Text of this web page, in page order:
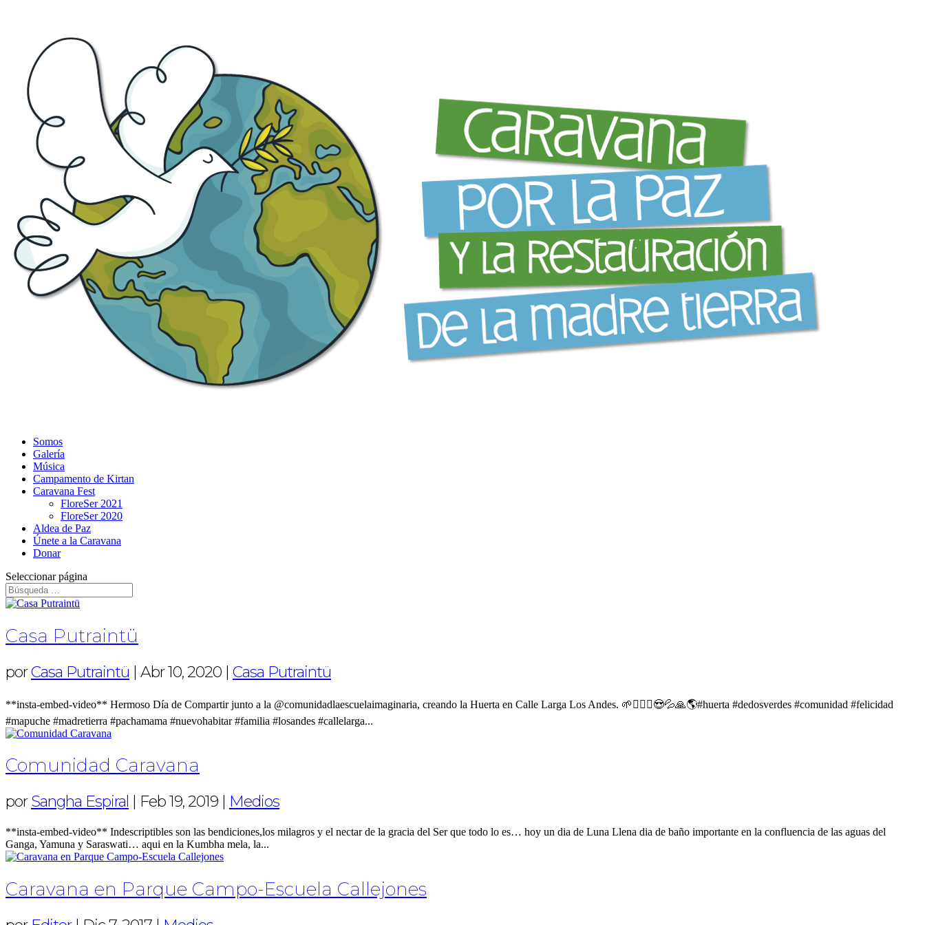
Somos
Galería
Música
Campamento de Kirtan
Caravana Fest
FloreSer 2021
FloreSer 2020
Aldea de Paz
Únete a la Caravana
Donar
Seleccionar página
Casa Putraintü
porCasa Putraintü | Abr 10, 2020 | Casa Putraintü
**insta-embed-video** Hermoso Día de Compartir junto a la @comunidadlaescuelaimaginaria, creando la Huerta en Calle Larga Los Andes. 🌱🧝🏼‍♀️😍💦🙏🌎#huerta #dedosverdes #comunidad #felicidad
#mapuche #madretierra #pachamama #nuevohabitar #familia #losandes #callelarga...
Comunidad Caravana
porSangha Espiral Feb 19, 2019 Medios
**insta-embed-video** Indescriptibles son las bendiciones,los milagros y el nectar de la gracia del Ser que todo lo es… hoy un dia de Luna Llena dia de baño importante en la confluencia de las aguas del
Ganga, Yamuna y Saraswati… aqui en la Kumbha mela, la...
Caravana en Parque Campo-Escuela Callejones